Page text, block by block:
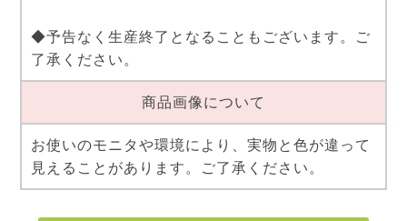
◆予告なく生産終了となることもございます。ご
了承ください。
商品画像について
お使いのモニタや環境により、実物と色が違って
見えることがあります。ご了承ください。